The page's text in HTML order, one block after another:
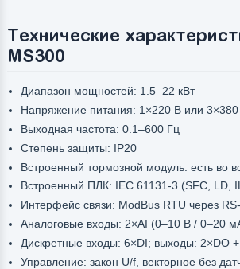
Технические
MS300
Диапазон мощностей: 1.5–22 кВт
Напряжение питания: 1×220 В или
Выходная частота: 0.1–600 Гц
Степень защиты: IP20
Встроенный тормозной модуль: есть во
Встроенный ПЛК: IEC 61131-3 (SFC, LD,
Интерфейс связи: ModBus RTU через
Аналоговые входы: 2×AI (0–10 В / 0–20
Дискретные входы: 6×DI; выходы: 2×DO
Управление: закон U/f, векторное без